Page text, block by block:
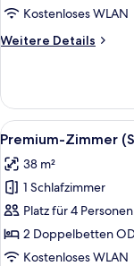
Kostenloses WLAN
Weitere Details
Weitere
Zimmer
Alle
Fotos
für
Premium-
Zimmer
(Superior
2+2)
11
Premium-Zimmer
38 m²
1 Schlafzimmer
Platz für 4 Personen
2 Doppelbetten
Kostenloses WLAN